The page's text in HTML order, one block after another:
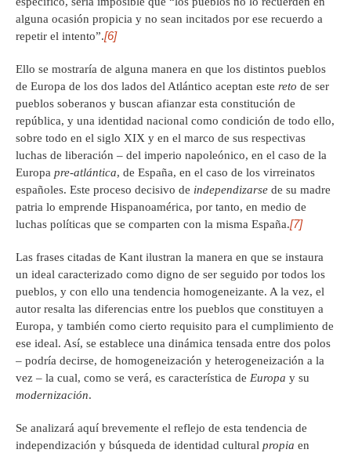
alguna ocasión propicia y no sean incitados por ese recuerdo a
repetir el intento”.[6]
Ello se mostraría de alguna manera en que los distintos pueblos
de Europa de los dos lados del Atlántico aceptan este reto de ser
pueblos soberanos y buscan afianzar esta constitución de
república, y una identidad nacional como condición de todo ello,
sobre todo en el siglo XIX y en el marco de sus respectivas
luchas de liberación – del imperio napoleónico, en el caso de la
Europa pre-atlántica, de España, en el caso de los virreinatos
españoles. Este proceso decisivo de independizarse de su madre
patria lo emprende Hispanoamérica, por tanto, en medio de
luchas políticas que se comparten con la misma España.[7]
Las frases citadas de Kant ilustran la manera en que se instaura
un ideal caracterizado como digno de ser seguido por todos los
pueblos, y con ello una tendencia homogeneizante. A la vez, el
autor resalta las diferencias entre los pueblos que constituyen a
Europa, y también como cierto requisito para el cumplimiento de
ese ideal. Así, se establece una dinámica tensada entre dos polos
– podría decirse, de homogeneización y heterogeneización a la
vez – la cual, como se verá, es característica de Europa y su
modernización.
Se analizará aquí brevemente el reflejo de esta tendencia de
independización y búsqueda de identidad cultural propia en